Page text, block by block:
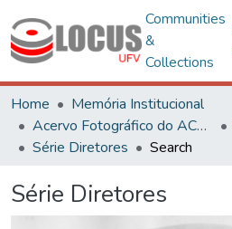
Communities
&
Collections
Home
Memória Institucional
Acervo Fotográfico do ACH-UFV
Série Diretores
Search
Série Diretores